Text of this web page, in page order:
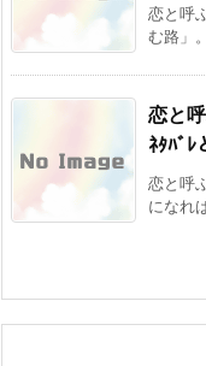
恋と呼
む路」
恋と
ﾈﾀﾊﾞ
恋と呼
になれ